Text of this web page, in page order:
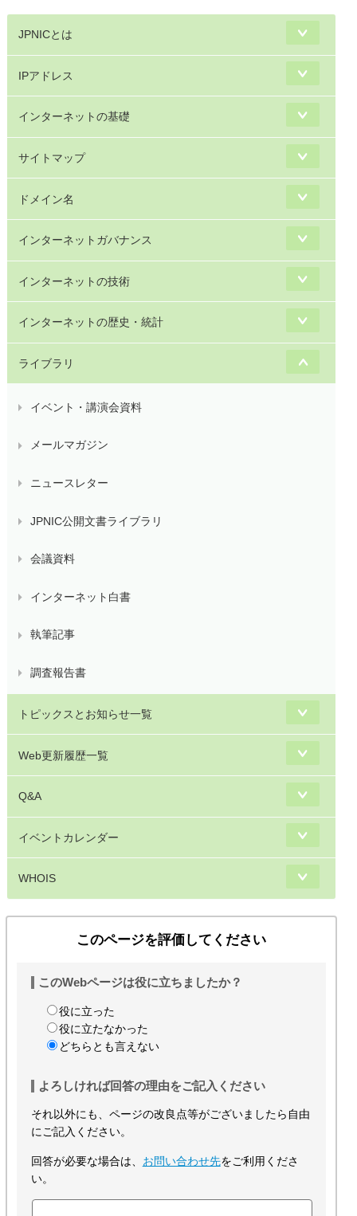
JPNICとは
IPアドレス
インターネットの基礎
サイトマップ
ドメイン名
インターネットガバナンス
インターネットの技術
インターネットの歴史・統計
ライブラリ
イベント・講演会資料
メールマガジン
ニュースレター
JPNIC公開文書ライブラリ
会議資料
インターネット白書
執筆記事
調査報告書
トピックスとお知らせ一覧
Web更新履歴一覧
Q&A
イベントカレンダー
WHOIS
このページを評価してください
このWebページは役に立ちましたか？
役に立った
役に立たなかった
どちらとも言えない
よろしければ回答の理由をご記入ください
それ以外にも、ページの改良点等がございましたら自由
にご記入ください。
回答が必要な場合は、 お問い合わせ先をご利用くださ
い。